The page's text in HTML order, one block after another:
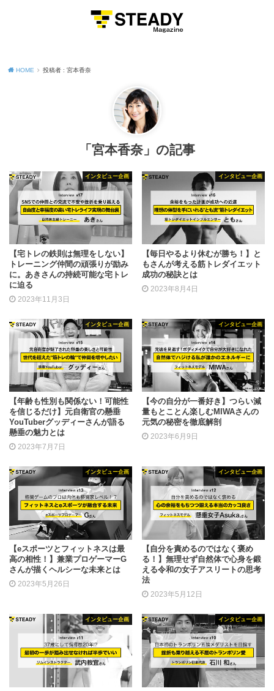
HOME 投稿者 : 宮本香奈
「宮本香奈」の記事
インタビュー企画
【宅トレの鉄則は無理をしない】
トレーニング仲間の頑張りが励み
に。あきさんの持続可能な宅トレ
に迫る
2023年11月3日
インタビュー企画
【毎日やるより休むが勝ち！】と
もさんが考える筋トレダイエット
成功の秘訣とは
2023年8月4日
インタビュー企画
【年齢も性別も関係ない！可能性
を信じるだけ】元自衛官の懸垂
YouTuberグッディーさんが語る
懸垂の魅力とは
2023年7月7日
インタビュー企画
【今の自分が一番好き】つらい減
量もとことん楽しむMIWAさんの
元気の秘密を徹底解剖
2023年6月9日
インタビュー企画
【eスポーツとフィットネスは最
高の相性！】兼業プロゲーマーG
さんが描くヘルシーな未来とは
2023年5月26日
インタビュー企画
【自分を責めるのではなく褒め
る！】無理せず自然体で心身を鍛
える令和の女子アスリートの思考
法
2023年5月12日
インタビュー企画 インタビュー企画